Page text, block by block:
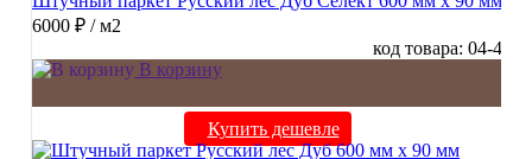
6000 ₽ / м2
код товара: 04-4
В корзину
Купить дешевле